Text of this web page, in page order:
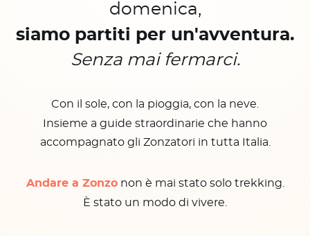
domenica,
siamo partiti per un'avventura.
Senza mai fermarci.
Con il sole, con la pioggia, con la neve.
Insieme a guide straordinarie che hanno
accompagnato gli Zonzatori in tutta Italia.
Andare a Zonzonon è mai stato solo trekking.
È stato un modo di vivere.